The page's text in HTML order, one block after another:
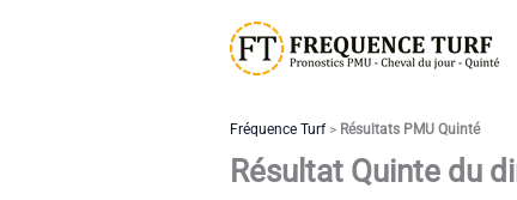
Fréquence Turf> Résultats PMU Quinté
Résultat Quinte du